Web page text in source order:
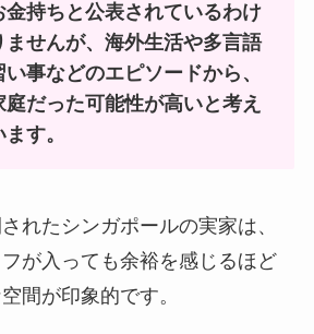
金持ちと公表されているわけ
ませんが、海外生活や多言語
事などのエピソードから、
庭だった可能性が高いと考え
す。
れたシンガポールの実家は、
が入っても余裕を感じるほど
間が印象的です。